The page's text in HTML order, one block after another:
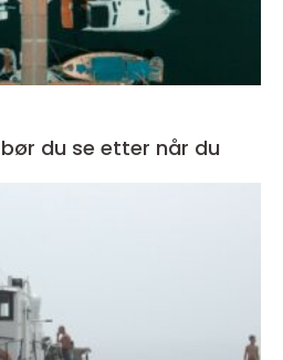
du se etter når du